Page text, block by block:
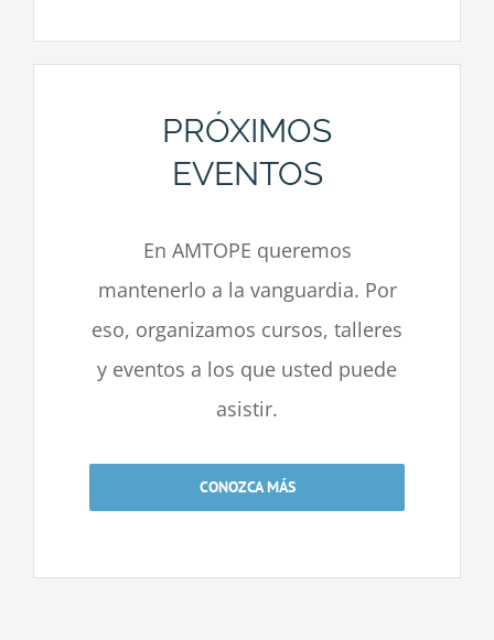
PRÓXIMOS
EVENTOS
En AMTOPE queremos
mantenerlo a la vanguardia. Por
eso, organizamos cursos, talleres
y eventos a los que usted puede
asistir.
CONOZCA MÁS